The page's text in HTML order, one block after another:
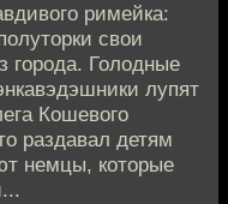
римейка:
свои
города. Голодные
лупят
Кошевого
раздавал детям
немцы, которые